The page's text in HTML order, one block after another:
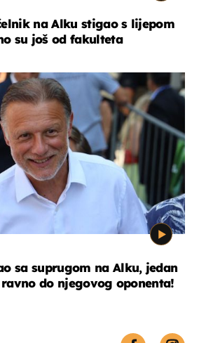
na Alku stigao s lijepom
su još od fakulteta
sa suprugom na Alku, jedan
do njegovog oponenta!